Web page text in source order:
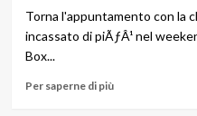
Torna l'appuntamento con la
incassato di piÃƒÂ¹ nel
Box...
Per saperne di più